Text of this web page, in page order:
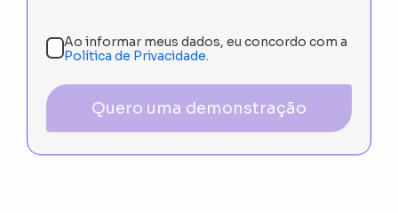
Ao informar meus dados, eu concordo com a
Política de Privacidade.
Quero uma demonstração